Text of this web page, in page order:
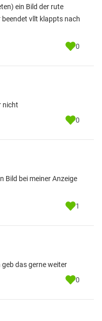
ein Bild der rute
vllt klappts nach
0
nicht
0
Bild bei meiner Anzeige
1
das gerne weiter
0